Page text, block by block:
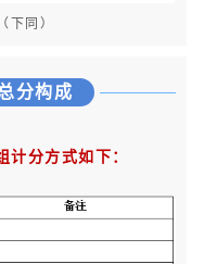
下同）
分构成
分方式如下：